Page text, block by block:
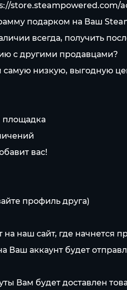
store.steampowered.com/
подарком на Ваш
всегда, получить
с другими продавцами?
низкую, выгодную
площадка
вас!
профиль друга)
наш сайт, где начнется
аккаунт будет
Вам будет доставлен